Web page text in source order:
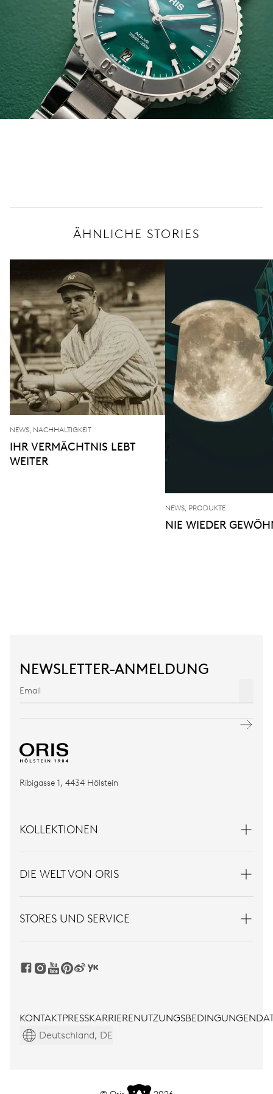
ÄHNLICHE STORIES
NEWS, NACHHALTIGKEIT
IHR VERMÄCHTNIS LEBT
WEITER
NEWS, PRODUKTE
NIE WIEDER
NEWSLETTER-ANMELDUNG
Ribigasse 1, 4434 Hölstein
KOLLEKTIONEN
DIE WELT VON ORIS
STORES UND SERVICE
KONTAKTPRESSKARRIERENUTZUNGSBEDINGUNGEN
Deutschland, DE